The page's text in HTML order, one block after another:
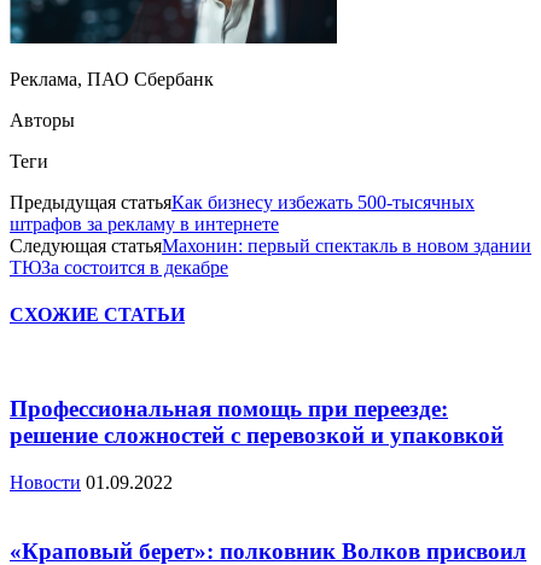
Реклама, ПАО Сбербанк
Авторы
Теги
Предыдущая статьяКак бизнесу избежать 500-тысячных
штрафов за рекламу в интернете
Следующая статьяМахонин: первый спектакль в новом здании
ТЮЗа состоится в декабре
СХОЖИЕ СТАТЬИ
Профессиональная помощь при переезде:
решение сложностей с перевозкой и упаковкой
Новости 01.09.2022
«Краповый берет»: полковник Волков присвоил